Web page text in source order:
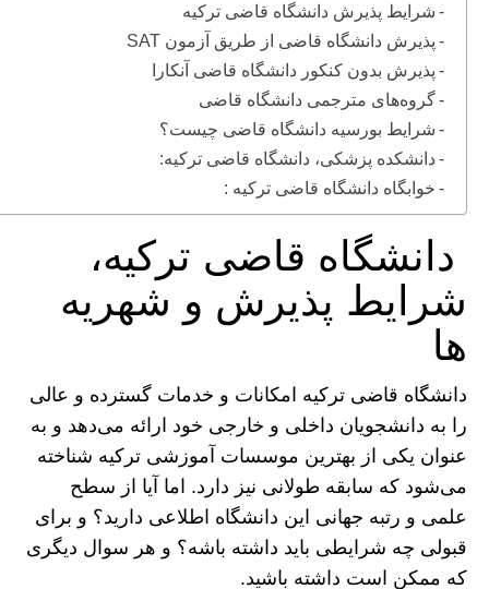
شرایط پذیرش دانشگاه قاضی ترکیه
پذیرش دانشگاه قاضی از طریق آزمون SAT
پذیرش بدون کنکور دانشگاه قاضی آنکارا
گروه‌های مترجمی دانشگاه قاضی
شرایط بورسیه دانشگاه قاضی چیست؟
دانشکده پزشکی، دانشگاه قاضی ترکیه:
خوابگاه دانشگاه قاضی ترکیه :
دانشگاه قاضی ترکیه،
شرایط پذیرش و شهریه
ها
دانشگاه قاضی ترکیه امکانات و خدمات گسترده و عالی
را به دانشجویان داخلی و خارجی خود ارائه می‌دهد و به
عنوان یکی از بهترین موسسات آموزشی ترکیه شناخته
می‌شود که سابقه طولانی نیز دارد. اما آیا از سطح
علمی و رتبه جهانی این دانشگاه اطلاعی دارید؟ و برای
قبولی چه شرایطی باید داشته باشه؟ و هر سوال دیگری
که ممکن است داشته باشید.